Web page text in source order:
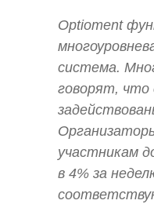
Optioment
система.
говорят, что
участникам
в 4% за